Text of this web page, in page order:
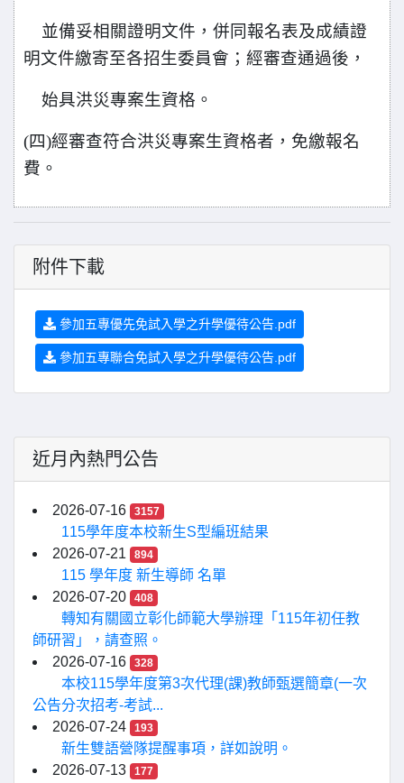
並備妥相關證明文件，併同報名表及成績證
明文件繳寄至各招生委員會；經審查通過後，
始具洪災專案生資格。
(四)經審查符合洪災專案生資格者，免繳報名
費。
附件下載
參加五專優先免試入學之升學優待公告.pdf
參加五專聯合免試入學之升學優待公告.pdf
近月內熱門公告
2026-07-16 3157
115學年度本校新生S型編班結果
2026-07-21
894
115 學年度 新生導師 名單
2026-07-20
408
轉知有關國立彰化師範大學辦理「115年初任教
師研習」，請查照。
2026-07-16
328
本校115學年度第3次代理(課)教師甄選簡章(一次
公告分次招考-考試...
2026-07-24
193
新生雙語營隊提醒事項，詳如說明。
2026-07-13
177